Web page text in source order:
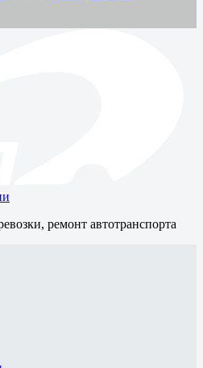
ремонт автотранспорта